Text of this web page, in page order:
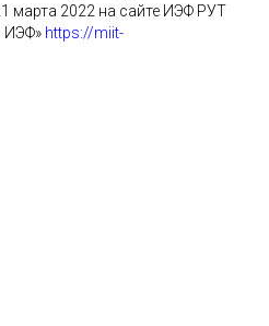
марта 2022 на сайте ИЭФ РУТ
ИЭФ» https://miit-